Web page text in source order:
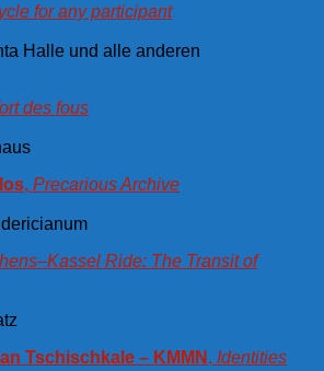
for any participant
Halle und alle anderen
des fous
, Precarious Archive
Ride: The Transit of
Tschischkale – KMMN , Identities